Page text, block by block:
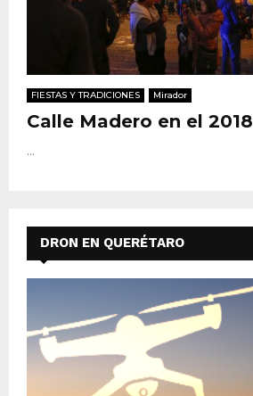
FIESTAS Y TRADICIONES Mirador
Calle Madero en el 2018
...
DRON EN QUERÉTARO